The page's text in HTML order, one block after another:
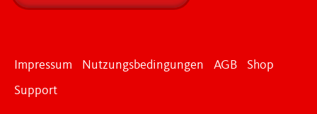
Impressum Nutzungsbedingungen AGB
Shop
Support